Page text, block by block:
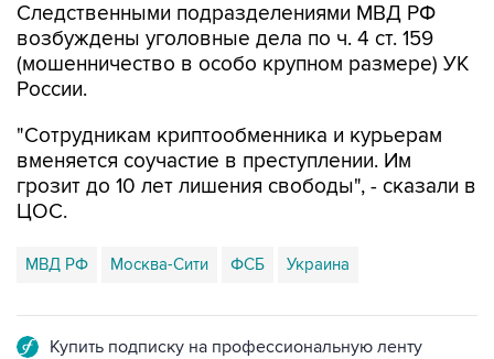
Следственными подразделениями МВД РФ
возбуждены уголовные дела по ч. 4 ст. 159
(мошенничество в особо крупном размере) УК
России.
"Сотрудникам криптообменника и курьерам
вменяется соучастие в преступлении. Им
грозит до 10 лет лишения свободы", - сказали в
ЦОС.
МВД РФ Москва-Сити ФСБ Украина
Купить подписку на профессиональную ленту